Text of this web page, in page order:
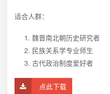
适合人群：
魏晋南北朝历史研究者
民族关系学专业师生
古代政治制度爱好者
点此下载